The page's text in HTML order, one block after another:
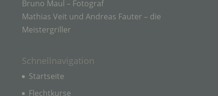
Bruno Maul – Fotograf
Mathias Veit und Andreas Fauter – die
Meistergriller
Schnellnavigation
Startseite
Flechtkurse
welche die personenbezogenen Daten ohne
Hinzuziehung zusätzlicher Informationen nicht
mehr einer spezifischen betroffenen Person
zugeordnet werden können, sofern diese
zusätzlichen Informationen gesondert aufbewahrt
die personenbezogenen Daten nicht einer
identifizierten oder identifizierbaren natürlichen
Person zugewiesen werden.